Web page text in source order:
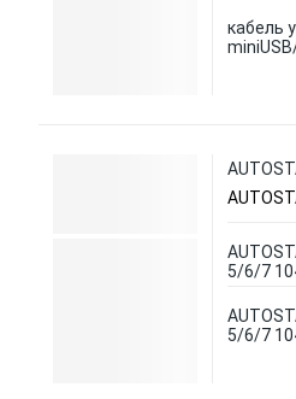
кабель
5/6/7
5/6/7